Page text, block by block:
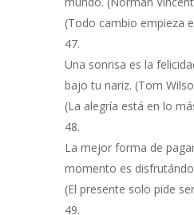
(Todo cambio empieza
Una sonrisa es la
bajo tu nariz. (Tom
(La alegría está en lo
La mejor forma de
momento es
(El presente solo pide